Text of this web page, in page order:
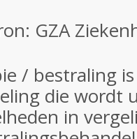
GZA
/ bestraling
die wordt
in